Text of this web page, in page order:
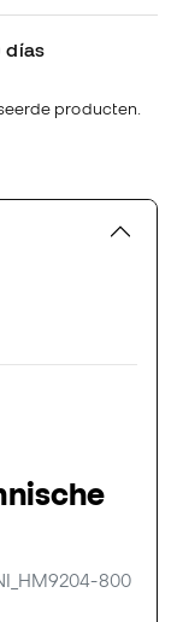
días
producten.
800